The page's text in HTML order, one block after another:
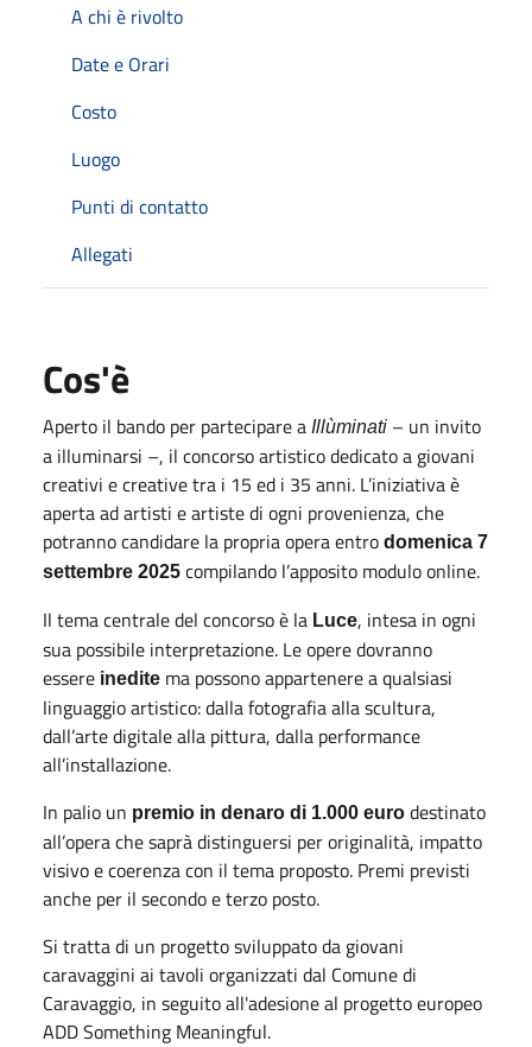
A chi è rivolto
Date e Orari
Costo
Luogo
Punti di contatto
Allegati
Cos'è
Aperto il bando per partecipare a Illùminati – un invito
a illuminarsi –, il concorso artistico dedicato a giovani
creativi e creative tra i 15 ed i 35 anni. L’iniziativa è
aperta ad artisti e artiste di ogni provenienza, che
potranno candidare la propria opera entro domenica 7
settembre 2025 compilando l’apposito modulo online.
Il tema centrale del concorso è la Luce, intesa in ogni
sua possibile interpretazione. Le opere dovranno
essere inedite ma possono appartenere a qualsiasi
linguaggio artistico: dalla fotografia alla scultura,
dall’arte digitale alla pittura, dalla performance
all’installazione.
In palio un premio in denaro di 1.000 euro destinato
all’opera che saprà distinguersi per originalità, impatto
visivo e coerenza con il tema proposto. Premi previsti
anche per il secondo e terzo posto.
Si tratta di un progetto sviluppato da giovani
caravaggini ai tavoli organizzati dal Comune di
Caravaggio, in seguito all'adesione al progetto europeo
ADD Something Meaningful.